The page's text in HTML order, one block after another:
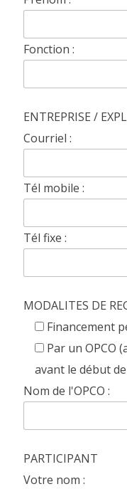
Fonction :
ENTREPRISE /
Courriel :
Tél mobile :
Tél fixe :
MODALITES DE
Financement
Par un OPCO
avant le début
Nom de l'OPCO :
PARTICIPANT
Votre nom :